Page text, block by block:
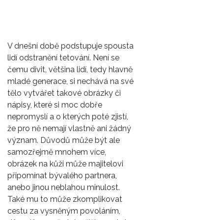
V dnešní době podstupuje spousta
lidí odstranění tetování. Není se
čemu divit, většina lidí, tedy hlavně
mladé generace, si nechává na své
tělo vytvářet takové obrázky či
nápisy, které si moc dobře
nepromyslí a o kterých poté zjistí,
že pro ně nemají vlastně ani žádný
význam. Důvodů může být ale
samozřejmě mnohem více,
obrázek na kůži může majitelovi
připomínat bývalého partnera,
anebo jinou neblahou minulost.
Také mu to může zkomplikovat
cestu za vysněným povoláním,